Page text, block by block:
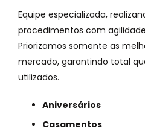
Equipe especializada,
procedimentos com
Priorizamos somente as
mercado, garantindo total
utilizados.
Aniversários
Casamentos